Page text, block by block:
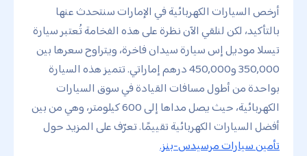
أرخص السيارات الكهربائية في الإمارات سنتحدث عنها
بالتأكيد، لكن لنلقي الآن نظرة على هذه الفخامة تُعتبر سيارة
تيسلا موديل إس سيارة سيدان فاخرة، ويتراوح سعرها بين
350,000 و450,000 درهم إماراتي. تتميز هذه السيارة
بواحدة من أطول مسافات القيادة في سوق السيارات
الكهربائية، حيث يصل مداها إلى 600 كيلومتر، وهي من بين
أفضل السيارات الكهربائية تقييمًا. تعرّف على المزيد حول
تأمين سيارات مرسيدس-بنز.